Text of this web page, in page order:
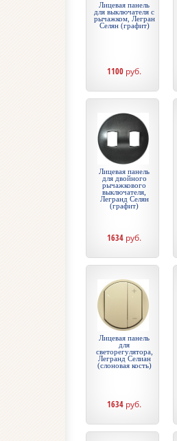
Лицевая панель
для выключателя с
рычажком, Легран
Селян (графит)
1100 руб.
Лицевая панель
для двойного
рычажкового
выключателя,
Легранд Селян
(графит)
1634 руб.
Лицевая панель
для
светорегулятора,
Легранд Селиан
(слоновая кость)
1634 руб.